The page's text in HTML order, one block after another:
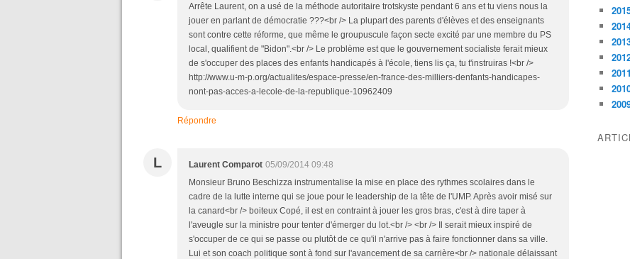
Arrête Laurent, on a usé de la méthode autoritaire trotskyste pendant 6 ans et tu viens nous la
jouer en parlant de démocratie ???<br /> La plupart des parents d'élèves et des enseignants
sont contre cette réforme, que même le groupuscule façon secte excité par une membre du PS
local, qualifient de "Bidon".<br /> Le problème est que le gouvernement socialiste ferait mieux
de s'occuper des places des enfants handicapés à l'école, tiens lis ça, tu t'instruiras !<br />
http://www.u-m-p.org/actualites/espace-presse/en-france-des-milliers-denfants-handicapes-
nont-pas-acces-a-lecole-de-la-republique-10962409
Répondre
L Laurent Comparot 05/09/2014 09:48
Monsieur Bruno Beschizza instrumentalise la mise en place des rythmes scolaires dans le
cadre de la lutte interne qui se joue pour le leadership de la tête de l'UMP. Après avoir misé sur
la canard<br /> boiteux Copé, il est en contraint à jouer les gros bras, c'est à dire taper à
l'aveugle sur la ministre pour tenter d'émerger du lot.<br /> <br /> Il serait mieux inspiré de
s'occuper de ce qui se passe ou plutôt de ce qu'il n'arrive pas à faire fonctionner dans sa ville.
Lui et son coach politique sont à fond sur l'avancement de sa carrière<br /> nationale délaissant
2011